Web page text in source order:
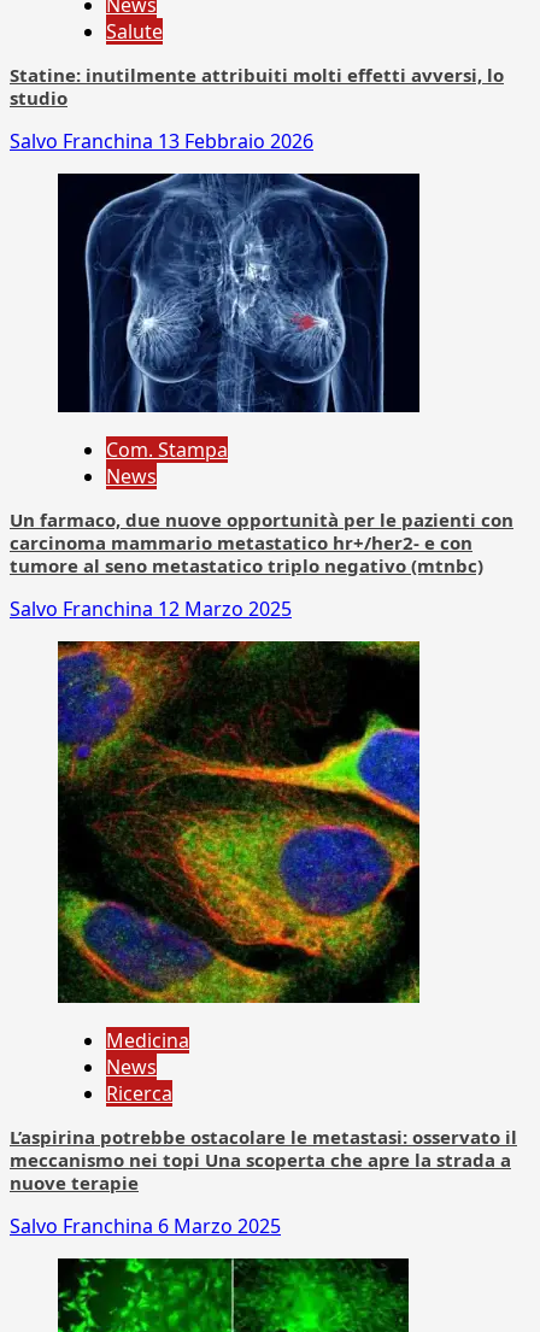
Salute
Statine: inutilmente attribuiti molti effetti avversi, lo
studio
Salvo Franchina 13 Febbraio 2026
Com. Stampa
News
Un farmaco, due nuove opportunità per le pazienti con
carcinoma mammario metastatico hr+/her2- e con
tumore al seno metastatico triplo negativo (mtnbc)
Salvo Franchina 12 Marzo 2025
Medicina
News
Ricerca
L’aspirina potrebbe ostacolare le metastasi: osservato il
meccanismo nei topi Una scoperta che apre la strada a
nuove terapie
Salvo Franchina 6 Marzo 2025